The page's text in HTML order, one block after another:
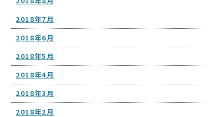
2018年7月
2018年6月
2018年5月
2018年4月
2018年3月
2018年2月